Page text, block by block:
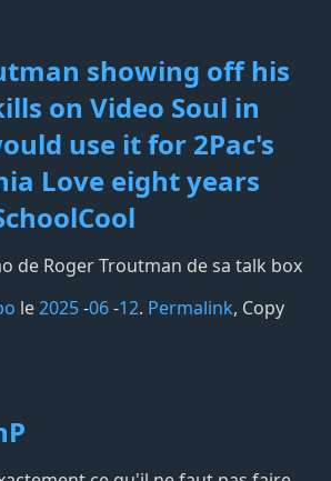
showing off his
on Video Soul in
use it for 2Pac's
Love eight years
de Roger Troutman de sa talk box
le2025-06-12. Permalink, Copy